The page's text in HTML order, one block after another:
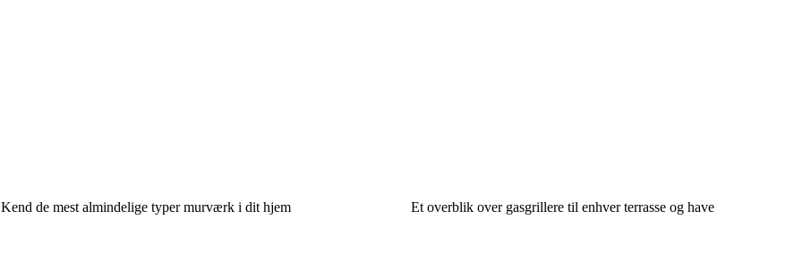
Kend de mest almindelige typer murværk i dit hjem Et overblik over gasgrillere til enhver terrasse og have